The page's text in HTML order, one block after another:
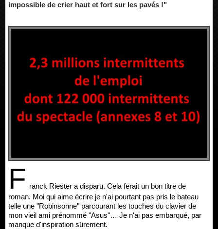
impossible de crier haut et fort sur les pavés !"
F ranck Riester a disparu. Cela ferait un bon titre de
roman. Moi qui aime écrire je n'ai pourtant pas pris le bateau
telle une "Robinsonne" parcourant les touches du clavier de
mon vieil ami prénommé "Asus"… Je n'ai pas embarqué, par
manque d'inspiration sûrement.